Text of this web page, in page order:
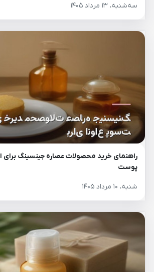
سه‌شنبه، ۱۳ مرداد ۱۴۰۵
راهنمای خرید محصولات عصاره جینسینگ برای
پوست
شنبه، ۱۰ مرداد ۱۴۰۵